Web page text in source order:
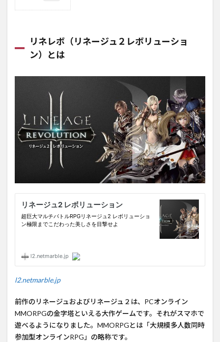
（リ
ネー
ジュ
とは
2
高ス
に匹
敵す
る
iPad
3
Pro
なら
オー
ル最
高設
リネレボ（リネージュ２レボリューショ
ン）とは
l2.netmarble.jp
前作のリネージュおよびリネージュ２は、PCオンライン
MMORPGの金字塔といえる大作ゲームです。それがスマホで
遊べるようになりました。MMORPGとは「大規模多人数同時
参加型オンラインRPG」の略称です。